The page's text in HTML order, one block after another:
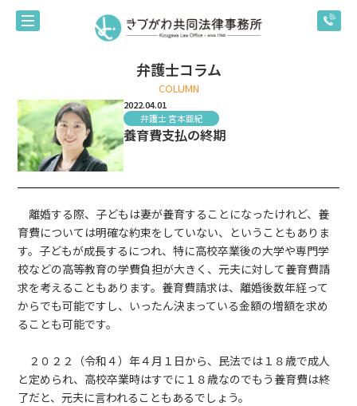
弁護士コラム
COLUMN
2022.04.01
弁護士 宮本亜紀
養育費支払の終期
離婚する際、子どもは妻が養育することになったけれど、養
育費については明確な約束をしていない、ということもありま
す。子どもが成長するにつれ、特に高校卒業後の大学や専門学
校などの高等教育の学費負担が大きく、元夫に対して養育費請
求を考えることもあります。養育費請求は、離婚後数年経って
からでも可能ですし、いったん決まっている金額の増額を求め
ることも可能です。
２０２２（令和４）年４月１日から、民法では１８歳で成人
と定められ、高校卒業時はすでに１８歳なのでもう養育費は終
了だと、元夫に言われることもあるでしょう。